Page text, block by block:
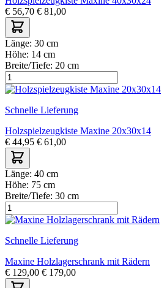
€ 56,70 € 81,00
Länge: 30 cm
Höhe: 14 cm
Breite/Tiefe: 20 cm
Schnelle Lieferung
Holzspielzeugkiste Maxine 20x30x14
€ 44,95 € 61,00
Länge: 40 cm
Höhe: 75 cm
Breite/Tiefe: 30 cm
Schnelle Lieferung
Maxine Holzlagerschrank mit Rädern
€ 129,00 € 179,00